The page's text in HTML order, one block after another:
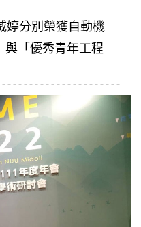
婷分別榮獲自動機
與「優秀青年工程